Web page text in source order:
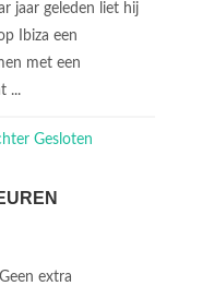
jaar geleden liet hij
Ibiza een
met een
...
Geen extra